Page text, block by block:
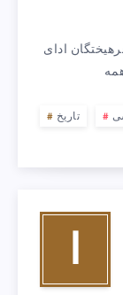
ادای
تاریخ
ا